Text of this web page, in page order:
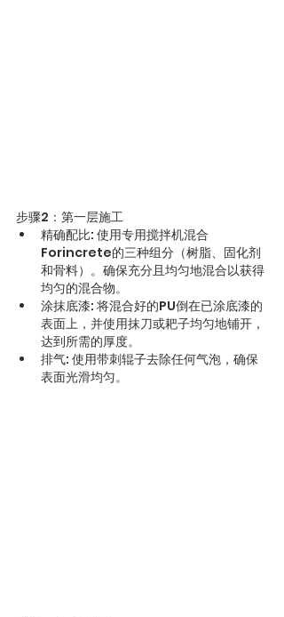
步骤2：第一层施工
精确配比: 使用专用搅拌机混合
Forincrete的三种组分（树脂、固化剂
和骨料）。确保充分且均匀地混合以获得
均匀的混合物。
涂抹底漆: 将混合好的PU倒在已涂底漆的
表面上，并使用抹刀或耙子均匀地铺开，
达到所需的厚度。
排气: 使用带刺辊子去除任何气泡，确保
表面光滑均匀。